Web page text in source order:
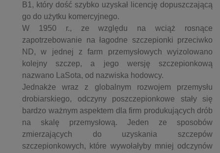
B1, który dość szybko uzyskał licencję dopuszczającą
go do użytku komercyjnego.
W 1950 r., ze względu na wciąż rosnące
zapotrzebowanie na łagodne szczepionki przeciwko
ND, w jednej z farm przemysłowych wyizolowano
kolejny szczep, a jego wersję szczepionkową
nazwano LaSota, od nazwiska hodowcy.
Jednakże wraz z globalnym rozwojem przemysłu
drobiarskiego, odczyny poszczepionkowe stały się
bardzo ważnym aspektem dla firm produkujących drób
na skalę przemysłową. Jeden ze sposobów
zmierzających do uzyskania szczepów
szczepionkowych, które wywołałyby mniej odczynów